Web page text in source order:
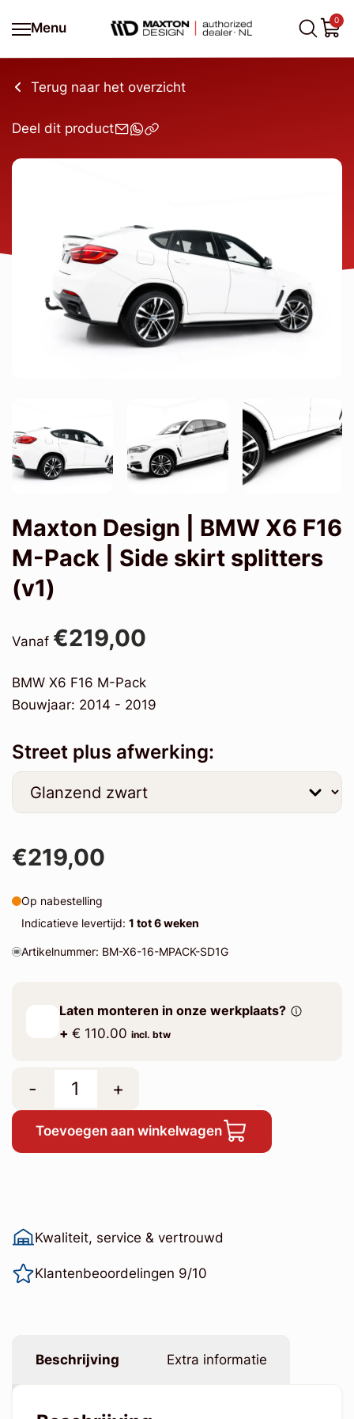
Menu
0
Terug naar het overzicht
Deel dit product
Maxton Design | BMW X6 F16
M-Pack | Side skirt splitters
(v1)
Vanaf €219,00
BMW X6 F16 M-Pack
Bouwjaar: 2014 - 2019
Street plus afwerking:
€219,00
Op nabestelling
Indicatieve levertijd: 1 tot 6 weken
Artikelnummer: BM-X6-16-MPACK-SD1G
Laten monteren in onze werkplaats?
+ € 110.00 incl. btw
- +
Toevoegen aan winkelwagen
Kwaliteit, service & vertrouwd
Klantenbeoordelingen 9/10
Beschrijving Extra informatie